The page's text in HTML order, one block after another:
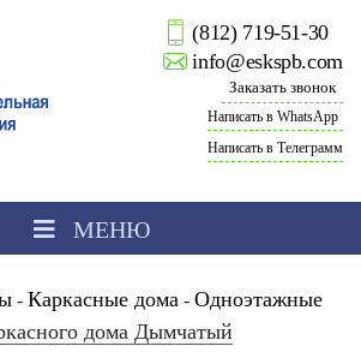
(812) 719-51-30
info@eskspb.com
Заказать звонок
Написать в WhatsApp
Написать в Телеграмм
МЕНЮ
- Каркасные дома - Одноэтажные
дома Дымчатый